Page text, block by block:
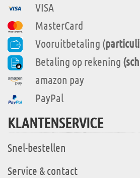
VISA
MasterCard
Vooruitbetaling (
Betaling op rekening
amazon pay
PayPal
KLANTENSERVICE
Snel-bestellen
Service & contact